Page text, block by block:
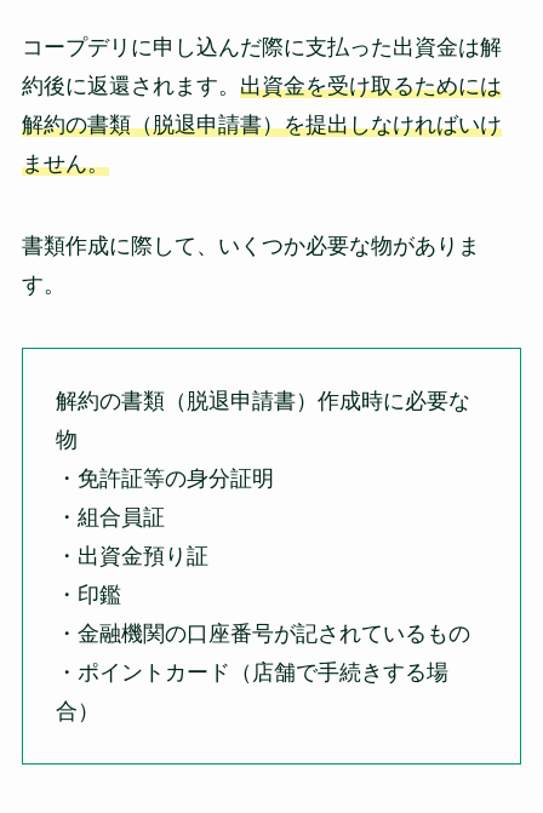
コープデリに申し込んだ際に支払った出資金は解
約後に返還されます。 出資金を受け取るためには
解約の書類（脱退申請書）を提出しなければいけ
ません。
書類作成に際して、いくつか必要な物がありま
す。
解約の書類（脱退申請書）作成時に必要な
物
・免許証等の身分証明
・組合員証
・出資金預り証
・印鑑
・金融機関の口座番号が記されているもの
・ポイントカード（店舗で手続きする場
合）